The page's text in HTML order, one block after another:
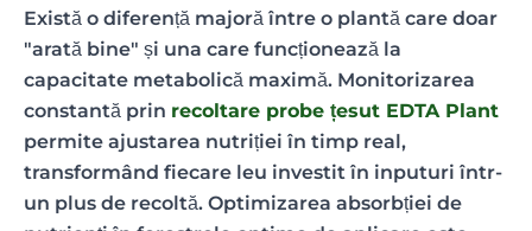
Există o diferență majoră între o plantă care doar
"arată bine" și una care funcționează la
capacitate metabolică maximă. Monitorizarea
constantă prin recoltare probe țesut EDTA Plant
permite ajustarea nutriției în timp real,
transformând fiecare leu investit în inputuri într-
un plus de recoltă. Optimizarea absorbției de